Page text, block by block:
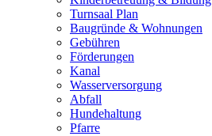
Turnsaal Plan
Baugründe & Wohnungen
Gebühren
Förderungen
Kanal
Wasserversorgung
Abfall
Hundehaltung
Pfarre